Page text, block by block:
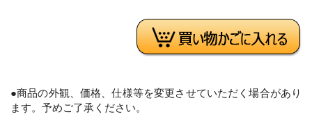
●商品の外観、価格、仕様等を変更させていただく場合があり
ます。予めご了承ください。